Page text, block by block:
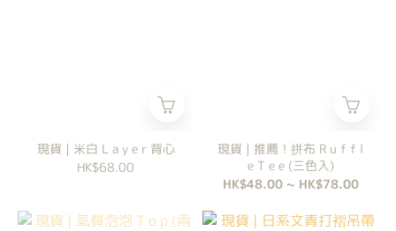
現貨 | 米白 L a y e r 背心
HK$68.00
現貨 | 推薦！拼布 R u f f l
e T e e (三色入)
HK$48.00 ~ HK$78.00